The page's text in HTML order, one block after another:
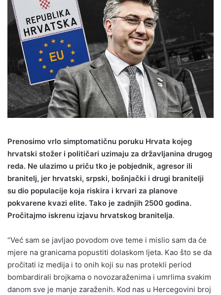
Prenosimo vrlo simptomatičnu poruku Hrvata kojeg
hrvatski stožer i političari uzimaju za državljanina drugog
reda. Ne ulazimo u priču tko je pobjednik, agresor ili
branitelj, jer hrvatski, srpski, bošnjački i drugi branitelji
su dio populacije koja riskira i krvari za planove
pokvarene kvazi elite. Tako je zadnjih 2500 godina.
Pročitajmo iskrenu izjavu hrvatskog branitelja.
“Već sam se javljao povodom ove teme i mislio sam da će
mjere na granicama popustiti dolaskom ljeta. Kao što se da
pročitati iz medija i to onih koji su nas protekli period
bombardirali brojkama o novozaraženima i umrlima svakim
danom sve je manje zaraženih. Kod nas u Hercegovini broj